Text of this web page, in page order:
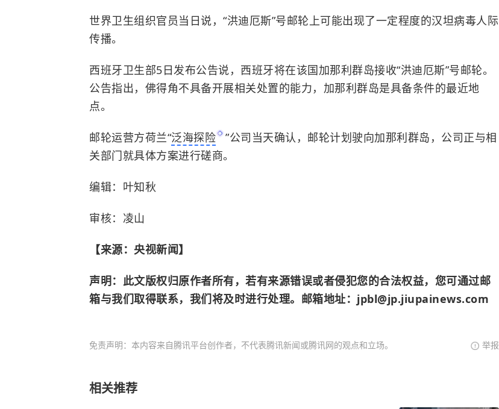
世界卫生组织官员当日说，“洪迪厄斯”号邮轮上可能出现了一定程度的汉坦病毒人际
传播。
西班牙卫生部5日发布公告说，西班牙将在该国加那利群岛接收“洪迪厄斯”号邮轮。
公告指出，佛得角不具备开展相关处置的能力，加那利群岛是具备条件的最近地
点。
邮轮运营方荷兰“泛海探险
”公司当天确认，邮轮计划驶向加那利群岛，公司正与相
关部门就具体方案进行磋商。
编辑：叶知秋
审核：凌山
【来源：央视新闻】
声明：此文版权归原作者所有，若有来源错误或者侵犯您的合法权益，您可通过邮
箱与我们取得联系，我们将及时进行处理。邮箱地址：jpbl@jp.jiupainews.com
免责声明：本内容来自腾讯平台创作者，不代表腾讯新闻或腾讯网的观点和立场。 举报
相关推荐